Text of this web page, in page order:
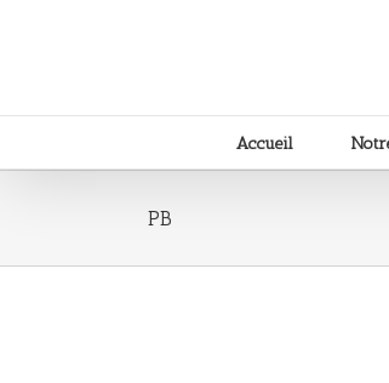
Accueil
PB